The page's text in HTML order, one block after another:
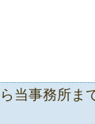
当事務所ま